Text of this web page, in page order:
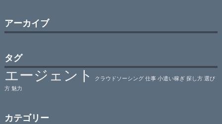
アーカイブ
タグ
エージェント クラウドソーシング 仕事 小遣い稼ぎ 探し方 選び
方 魅力
カテゴリー